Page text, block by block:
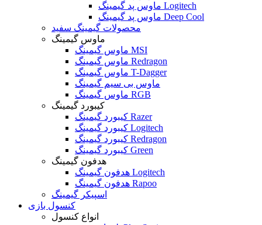
ماوس پد گیمینگ Logitech
ماوس پد گیمینگ Deep Cool
محصولات گیمینگ سفید
ماوس گیمینگ
ماوس گیمینگ MSI
ماوس گیمینگ Redragon
ماوس گیمینگ T-Dagger
ماوس بی سیم گیمینگ
ماوس گیمینگ RGB
کیبورد گیمینگ
کیبورد گیمینگ Razer
کیبورد گیمینگ Logitech
کیبورد گیمینگ Redragon
کیبورد گیمینگ Green
هدفون گیمینگ
هدفون گیمینگ Logitech
هدفون گیمینگ Rapoo
اسپیکر گیمینگ
کنسول بازی
انواع کنسول